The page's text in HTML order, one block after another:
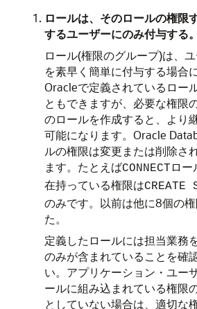
ロールは、そのロールの権限
するユーザーにのみ付与する。
ロール(権限のグループ)は、
を素早く簡単に付与する場合
Oracleで定義されているロー
ともできますが、必要な権限
のロールを作成すると、より
可能になります。Oracle
ルの権限は変更または削除さ
ます。たとえばCONNECT ロー
在持っている権限はCREATE
のみです。以前は他に8個の
た。
定義したロールには担当業務
のみが含まれていることを確
い。アプリケーション・ユー
ールに組み込まれている権限
としていない場合は、適切な